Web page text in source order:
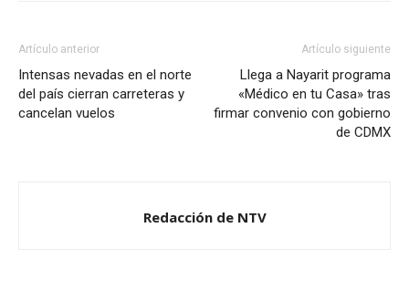
Artículo anterior
Intensas nevadas en el norte
del país cierran carreteras y
cancelan vuelos
Artículo siguiente
Llega a Nayarit programa
«Médico en tu Casa» tras
firmar convenio con gobierno
de CDMX
Redacción de NTV